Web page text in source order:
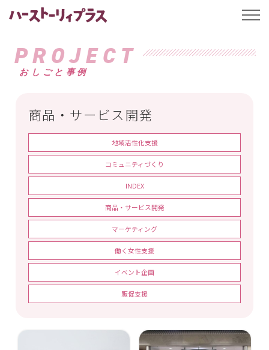
ハーストーリィプ
PROJECT
おしごと事例
商品・サービス開発
地域活性化支援
コミュニティづくり
INDEX
商品・サービス開発
マーケティング
働く女性支援
イベント企画
販促支援
t
l